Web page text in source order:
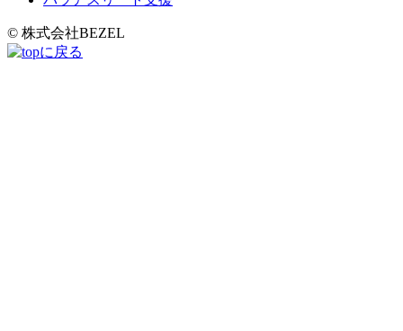
© 株式会社BEZEL